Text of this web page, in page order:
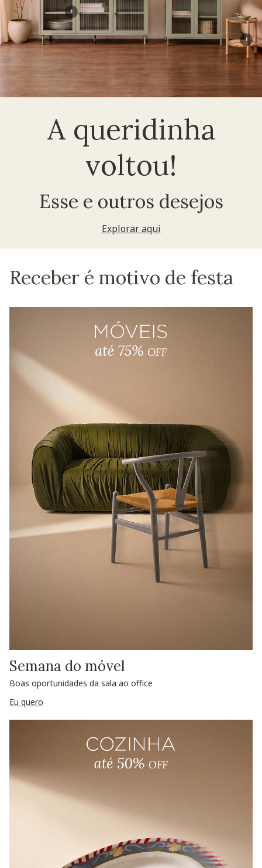
A queridinha
voltou!
Esse e outros desejos
Explorar aqui
+
+
Receber é motivo de festa
Semana do móvel
Boas oportunidades da sala ao office
Eu quero